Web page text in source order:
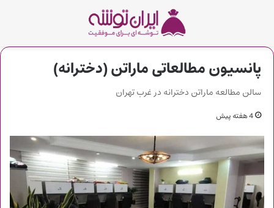
پانسیون مطالعاتی ماراتن (دخترانه)
سالن مطالعه ماراتن دخترانه در غرب تهران
4 هفته پیش